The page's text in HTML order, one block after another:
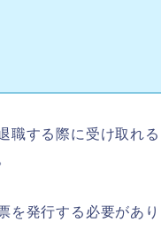
職する際に受け取れる
を発行する必要があり